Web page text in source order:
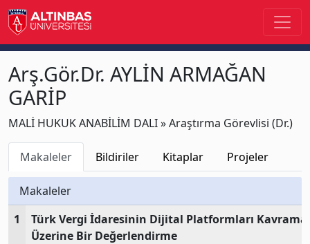
Arş.Gör.Dr. AYLİN ARMAĞAN
GARİP
MALİ HUKUK ANABİLİM DALI » Araştırma Görevlisi (Dr.)
Makaleler Bildiriler Kitaplar Projeler
Makaleler
1
Türk Vergi İdaresinin Dijital Platformları Kavrama
Üzerine Bir Değerlendirme